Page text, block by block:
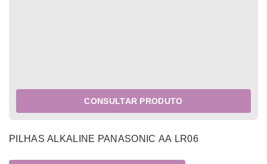
CONSULTAR PRODUTO
PILHAS ALKALINE PANASONIC AA LR06